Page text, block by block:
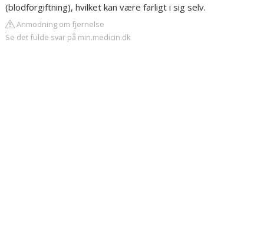
(blodforgiftning), hvilket kan være farligt i sig selv.
Anmodning om fjernelse
Se det fulde svar på min.medicin.dk